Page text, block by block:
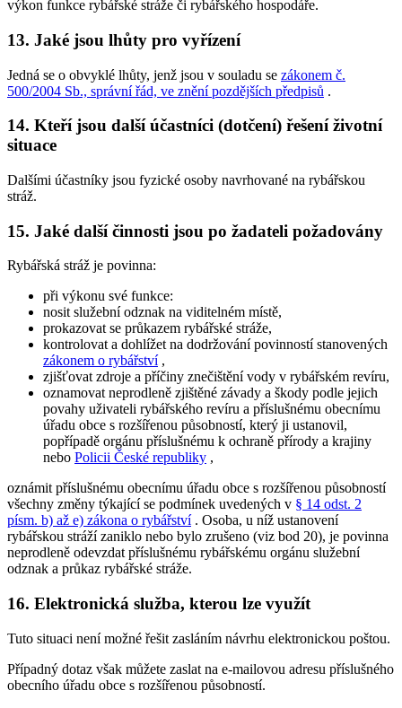
výkon funkce rybářské stráže či rybářského hospodáře.
13. Jaké jsou lhůty pro vyřízení
Jedná se o obvyklé lhůty, jenž jsou v souladu se zákonem č.
500/2004 Sb., správní řád, ve znění pozdějších předpisů .
14. Kteří jsou další účastníci (dotčení) řešení životní
situace
Dalšími účastníky jsou fyzické osoby navrhované na rybářskou
stráž.
15. Jaké další činnosti jsou po žadateli požadovány
Rybářská stráž je povinna:
při výkonu své funkce:
nosit služební odznak na viditelném místě,
prokazovat se průkazem rybářské stráže,
kontrolovat a dohlížet na dodržování povinností stanovených
zákonem o rybářství,
zjišťovat zdroje a příčiny znečištění vody v rybářském revíru,
oznamovat neprodleně zjištěné závady a škody podle jejich
povahy uživateli rybářského revíru a příslušnému obecnímu
úřadu obce s rozšířenou působností, který ji ustanovil,
popřípadě orgánu příslušnému k ochraně přírody a krajiny
nebo Policii České republiky ,
oznámit příslušnému obecnímu úřadu obce s rozšířenou působností
všechny změny týkající se podmínek uvedených v § 14 odst. 2
písm. b) až e) zákona o rybářství. Osoba, u níž ustanovení
rybářskou stráží zaniklo nebo bylo zrušeno (viz bod 20), je povinna
neprodleně odevzdat příslušnému rybářskému orgánu služební
odznak a průkaz rybářské stráže.
16. Elektronická služba, kterou lze využít
Tuto situaci není možné řešit zasláním návrhu elektronickou poštou.
Případný dotaz však můžete zaslat na e-mailovou adresu příslušného
obecního úřadu obce s rozšířenou působností.